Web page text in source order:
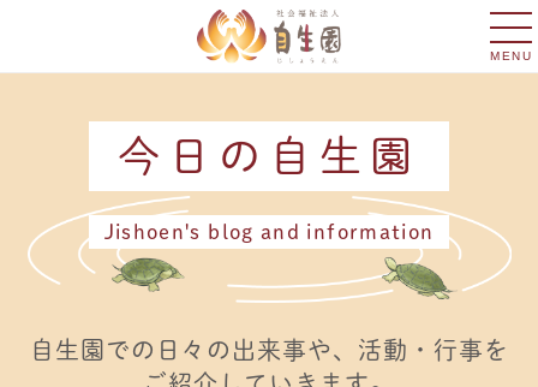
MENU
今日の自生園
Jishoen's blog and information
自生園での日々の出来事や、活動・行事を